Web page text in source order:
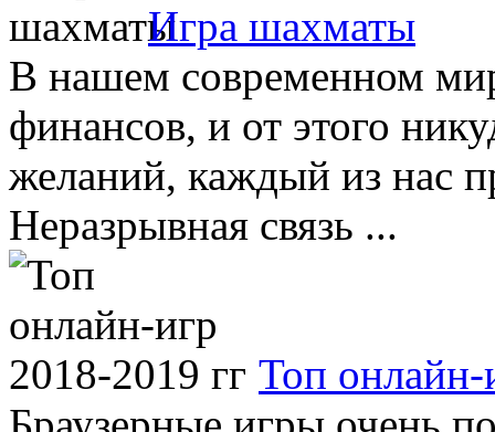
Игра шахматы
В нашем современном
финансов, и от этого
желаний, каждый из нас
Неразрывная связь ...
Топ онлайн-